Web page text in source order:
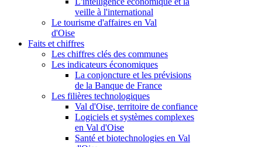
veille à l'international
Le tourisme d'affaires en Val
d'Oise
Faits et chiffres
Les chiffres clés des communes
Les indicateurs économiques
La conjoncture et les prévisions
de la Banque de France
Les filières technologiques
Val d'Oise, territoire de confiance
Logiciels et systèmes complexes
en Val d'Oise
Santé et biotechnologies en Val